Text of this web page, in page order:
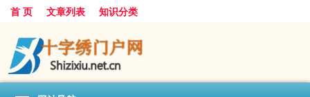
首 页 文章列表 知识分类